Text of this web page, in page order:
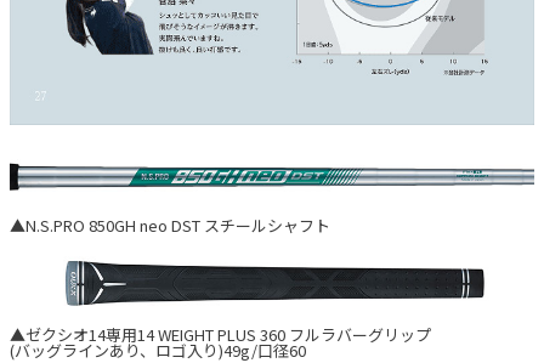
▲N.S.PRO 850GH neo DST スチールシャフト
▲ゼクシオ14専用14 WEIGHT PLUS 360 フルラバーグリップ
(バッグラインあり、ロゴ入り)49g/口径60